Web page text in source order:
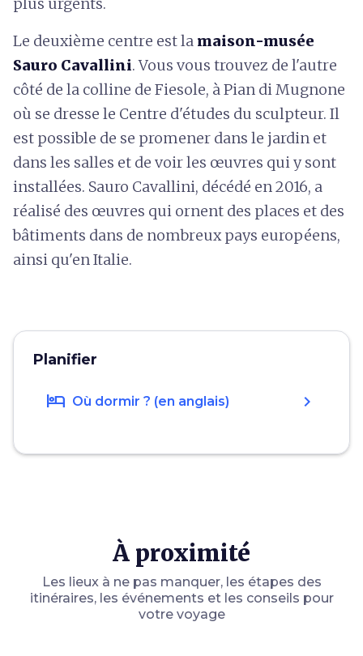
Le deuxième centre est la maison-musée
Sauro Cavallini. Vous vous trouvez de l'autre
côté de la colline de Fiesole, à Pian di Mugnone
où se dresse le Centre d'études du sculpteur. Il
est possible de se promener dans le jardin et
dans les salles et de voir les œuvres qui y sont
installées. Sauro Cavallini, décédé en 2016, a
réalisé des œuvres qui ornent des places et des
bâtiments dans de nombreux pays européens,
ainsi qu'en Italie.
Planifier
hotel Où dormir ? (en anglais) chevron_right
À proximité
Les lieux à ne pas manquer, les étapes des
itinéraires, les événements et les conseils pour
votre voyage